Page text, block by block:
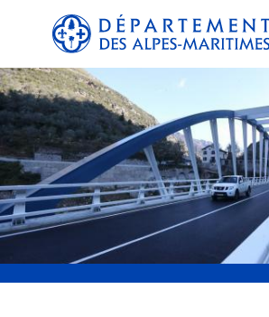
Panneau de gestion des cookies